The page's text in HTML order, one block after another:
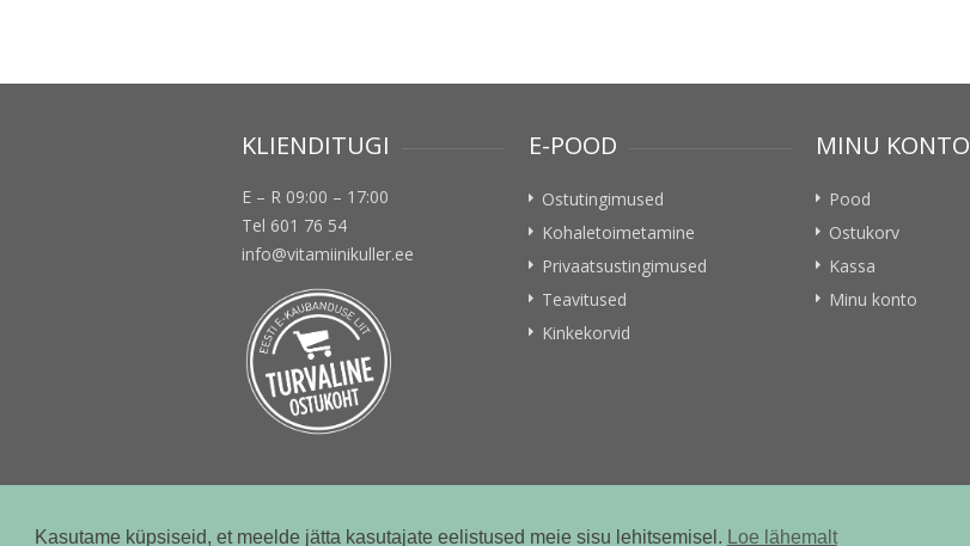
Kasutame küpsiseid, et meelde jätta kasutajate eelistused meie sisu lehitsemisel. Loe lähemalt
KLIENDITUGI
E – R 09:00 – 17:00
Tel 601 76 54
info@vitamiinikuller.ee
E-POOD
Ostutingimused
Kohaletoimetamine
Privaatsustingimused
Teavitused
Kinkekorvid
MINU KONTO
Pood
Ostukorv
Kassa
Minu konto